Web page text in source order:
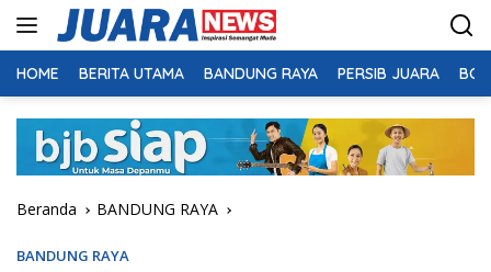
HOME BERITA UTAMA BANDUNG RAYA PERSIB JUARA
Beranda BANDUNG RAYA
BANDUNG RAYA